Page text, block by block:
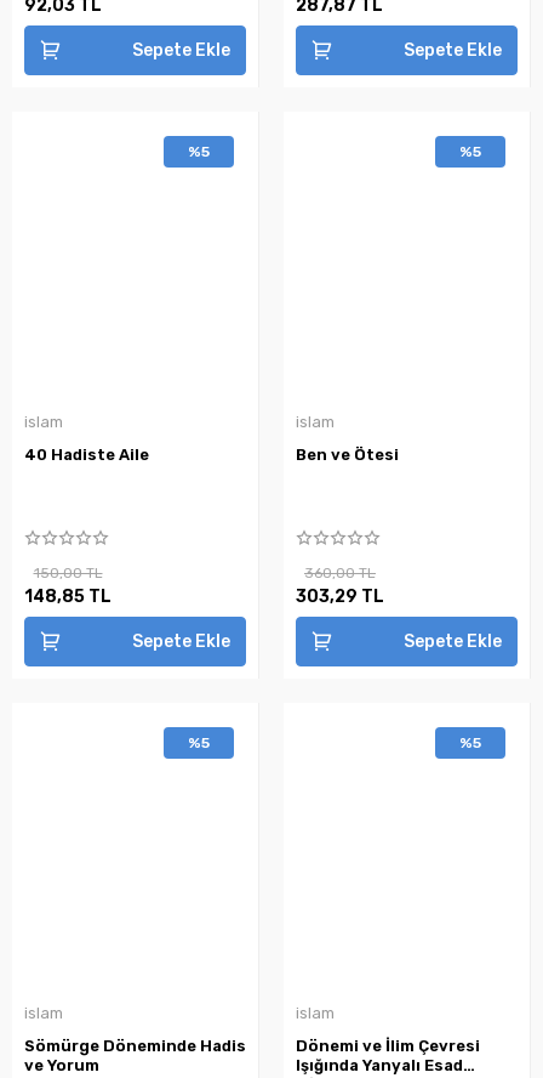
92,03 TL
Sepete Ekle
287,87 TL
Sepete Ekle
%5
islam
40 Hadiste Aile
150,00 TL
148,85 TL
Sepete Ekle
%5
islam
Ben ve Ötesi
360,00 TL
303,29 TL
Sepete Ekle
%5
islam
Sömürge Döneminde Hadis
ve Yorum
%5
islam
Dönemi ve İlim Çevresi
Işığında Yanyalı Esad